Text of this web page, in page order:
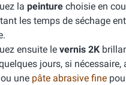
la peinture choisie en
les temps de séchage
ensuite le vernis 2K
jours, si nécessaire,
ou une pâte abrasive fine